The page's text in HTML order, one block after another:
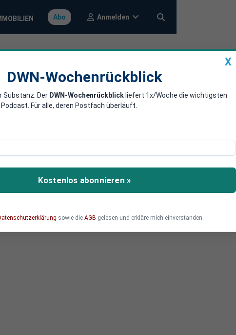
Abo Anmelden
von Behörden
südchinesischen
X
DWN-Wochenrückblick
Substanz: Der DWN-Wochenrückblick liefert 1x/Woche die wichtigsten
Für alle, deren Postfach überläuft.
Kostenlos abonnieren »
sowie die AGB gelesen und erkläre mich einverstanden.